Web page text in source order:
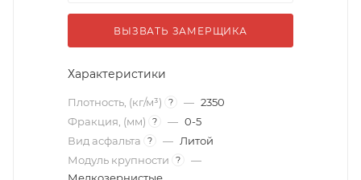
ВЫЗВАТЬ ЗАМЕРЩИКА
Характеристики
Плотность, (кг/м³) ? — 2350
Фракция, (мм)
? — 0-5
Вид асфальта
? — Литой
Модуль крупности
?
—
Мелкозернистые